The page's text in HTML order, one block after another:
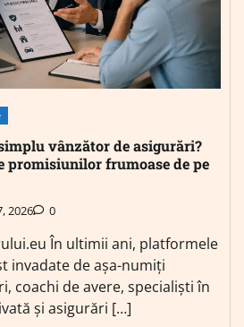
vânzător de asigurări?
promisiunilor frumoase de pe
2026 0
În ultimii ani, platformele
invadate de așa-numiți
coachi de avere, specialiști în
și asigurări […]